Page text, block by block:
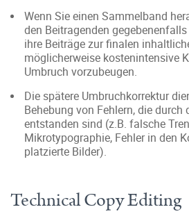
Wenn Sie einen Sammelband
den Beitragenden
ihre Beiträge zur finalen
möglicherweise kostenintensive
Umbruch vorzubeugen.
Die spätere Umbruchkorrektur
Behebung von Fehlern, die
entstanden sind (z.B. falsche
Mikrotypographie, Fehler in den
platzierte Bilder).
Technical Copy Editing